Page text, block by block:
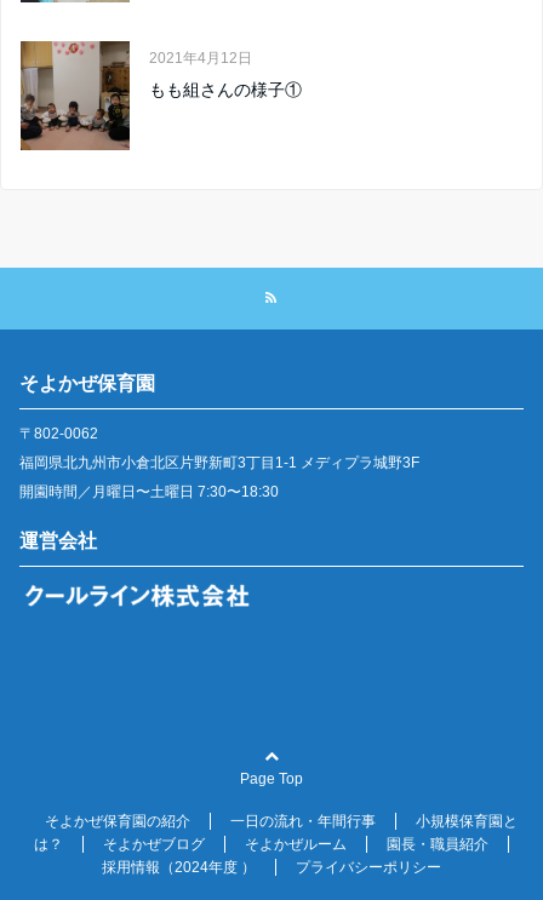
2021年4月12日
もも組さんの様子①
そよかぜ保育園
〒802-0062
福岡県北九州市小倉北区片野新町3丁目1-1 メディプラ城野3F
開園時間／月曜日〜土曜日 7:30〜18:30
運営会社
Page Top
そよかぜ保育園の紹介 一日の流れ・年間行事
小規模保育園と
は？
そよかぜブログ そよかぜルーム
園長・職員紹介
採用情報（2024年度 ）
プライバシーポリシー